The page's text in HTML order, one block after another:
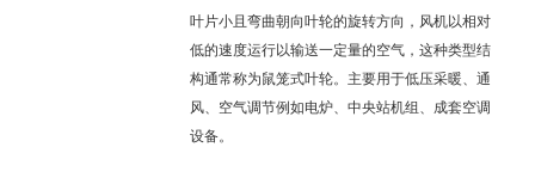
叶片小且弯曲朝向叶轮的旋转方向，风机以相对
低的速度运行以输送一定量的空气，这种类型结
构通常称为鼠笼式叶轮。主要用于低压采暖、通
风、空气调节例如电炉、中央站机组、成套空调
设备。